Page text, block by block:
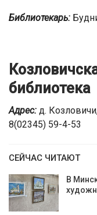
Библиотекарь:
библиотека
Адрес: д.
8(02345) 59-4-53
СЕЙЧАС ЧИТАЮТ
В